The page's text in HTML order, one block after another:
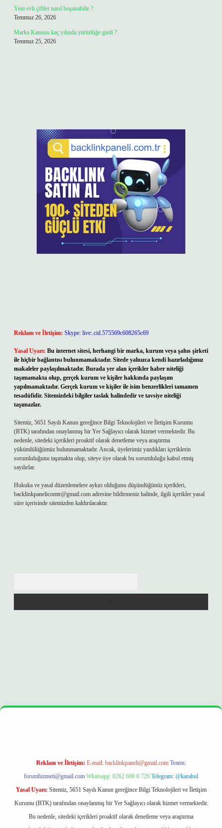
Yeni evli çiftler nasıl boşanabilir ?
Temmuz 26, 2026
Marka Kanunu kaç yılında yürürlüğe girdi ?
Temmuz 25, 2026
Reklam ve İletişim: Skype: live:.cid.575569c608265c69
Yasal Uyarı: Bu internet sitesi, herhangi bir marka, kurum veya şahıs şirketi
ile hiçbir bağlantısı bulunmamaktadır. Sitede yalnızca kendi hazırladığımız
makaleler paylaşılmaktadır. Burada yer alan içerikler haber niteliği
taşımamakta olup, gerçek kurum ve kişiler hakkında paylaşım
yapılmamaktadır. Gerçek kurum ve kişiler ile isim benzerlikleri tamamen
tesadüfidir. Sitemizdeki bilgiler taslak halindedir ve tavsiye niteliği
taşımazlar.
Sitemiz, 5651 Sayılı Kanun gereğince Bilgi Teknolojileri ve İletişim Kurumu
(BTK) tarafından onaylanmış bir Yer Sağlayıcı olarak hizmet vermektedir. Bu
nedenle, sitedeki içerikleri proaktif olarak denetleme veya araştırma
yükümlülüğümüz bulunmamaktadır. Ancak, üyelerimiz yazdıkları içeriklerin
sorumluluğunu taşımakta olup, siteye üye olarak bu sorumluluğu kabul etmiş
sayılırlar.
Hukuka ve yasal düzenlemelere aykırı olduğunu düşündüğünüz içerikleri,
backlinkpanelicomtr@gmail.com adresine bildirmeniz halinde, ilgili içerikler yasal
süre içerisinde sitemizden kaldırılacaktır.
https://betexpergir.net/
Reklam ve İletişim: E-mail: backlinkpaneli@gmail.com Teams:
forumhizmeti@gmail.com Whatsapp: 0262 606 0 726 Telegram: @karabul
Yasal Uyarı: Sitemiz, 5651 Sayılı Kanun gereğince Bilgi Teknolojileri ve İletişim
Kurumu (BTK) tarafından onaylanmış bir Yer Sağlayıcı olarak hizmet vermektedir.
Bu nedenle, sitedeki içerikleri proaktif olarak denetleme veya araştırma